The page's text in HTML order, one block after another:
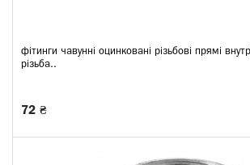
фітинги чавунні оцинковані різьбові прямі
різьба..
72 ₴